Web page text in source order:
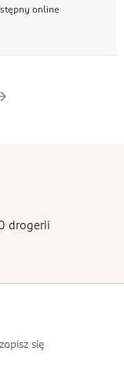
online
drogerii
się